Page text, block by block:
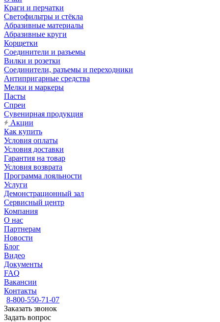
Краги и перчатки
Светофильтры и стёкла
Абразивные материалы
Абразивные круги
Корщетки
Соединители и разъемы
Вилки и розетки
Соединители, разъемы и переходники
Антипригарные средства
Мелки и маркеры
Пасты
Спреи
Сувенирная продукция
Акции
Как купить
Условия оплаты
Условия доставки
Гарантия на товар
Условия возврата
Программа лояльности
Услуги
Демонстрационный зал
Сервисный центр
Компания
О нас
Партнерам
Новости
Блог
Видео
Документы
FAQ
Вакансии
Контакты
8-800-550-71-07
Заказать звонок
Задать вопрос